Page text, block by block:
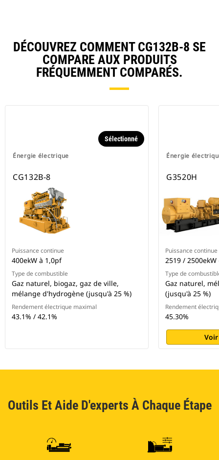
DÉCOUVREZ COMMENT CG132B-8 SE
COMPARE AUX PRODUITS
FRÉQUEMMENT COMPARÉS.
Énergie électrique
Sélectionné
CG132B-8
Puissance continue
400ekW à 1,0pf
Type de combustible
Gaz naturel, biogaz, gaz de ville,
mélange d'hydrogène (jusqu'à 25 %)
Rendement électrique maximal
43.1% / 42.1%
Énergie
G3520H
Puissance continue
2519 / 2500ekW
Type de
Gaz naturel,
(jusqu'à 25 %)
Rendement
45.30%
Outils Et Aide D'experts À Chaque Étape